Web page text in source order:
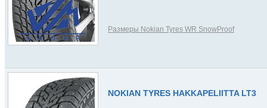
Размеры Nokian Tyres WR SnowProof
NOKIAN TYRES HAKKAPELIITTA LT3